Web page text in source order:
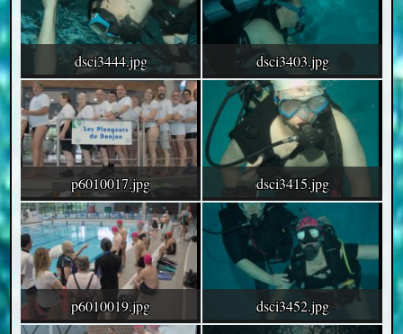
dsci3444.jpg dsci3403.jpg
p6010017.jpg dsci3415.jpg
p6010019.jpg dsci3452.jpg